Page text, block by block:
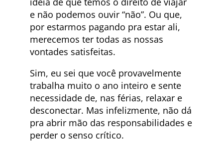
e não podemos ouvir “não”. Ou que,
por estarmos pagando pra estar ali,
merecemos ter todas as nossas
vontades satisfeitas.
Sim, eu sei que você provavelmente
trabalha muito o ano inteiro e sente
necessidade de, nas férias, relaxar e
desconectar. Mas infelizmente, não dá
pra abrir mão das responsabilidades e
perder o senso crítico.